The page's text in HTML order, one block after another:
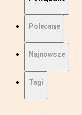
Polecane
Najnowsze
Tagi